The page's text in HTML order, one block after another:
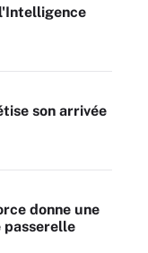
son arrivée
donne une
passerelle